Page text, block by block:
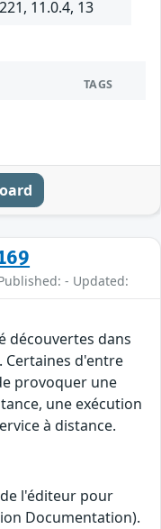
11.0.4, 13
TAGS
- Updated:
découvertes dans
Certaines d'entre
provoquer une
une exécution
à distance.
l'éditeur pour
Documentation).